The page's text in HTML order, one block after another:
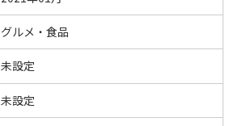
グルメ・食品
未設定
未設定